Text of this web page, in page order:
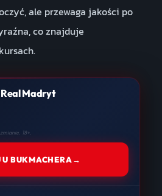
ale przewaga jakości po
co znajduje
Madryt
18+.
U BUKMACHERA→